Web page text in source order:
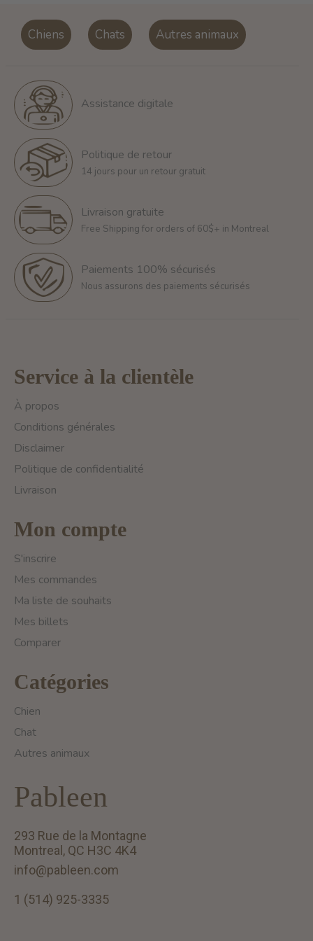
Chiens Chats Autres animaux
Assistance digitale
Politique de retour
14 jours pour un retour gratuit
Livraison gratuite
Free Shipping for orders of 60$+ in Montreal
Paiements 100% sécurisés
Nous assurons des paiements sécurisés
Service à la clientèle
À propos
Conditions générales
Disclaimer
Politique de confidentialité
Livraison
Mon compte
S'inscrire
Mes commandes
Ma liste de souhaits
Mes billets
Comparer
Catégories
Chien
Chat
Autres animaux
Pableen
293 Rue de la Montagne
Montreal, QC H3C 4K4
info@pableen.com
1 (514) 925-3335